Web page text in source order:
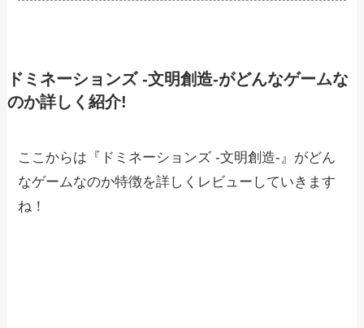
ドミネーションズ -文明創造-がどんなゲームな
のか詳しく紹介!
ここからは『ドミネーションズ -文明創造-』がどん
なゲームなのか特徴を詳しくレビューしていきます
ね！